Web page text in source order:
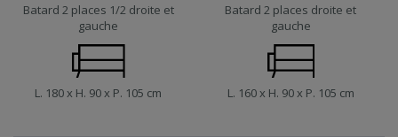
Batard 2 places 1/2 droite et
gauche
L. 180 x H. 90 x P. 105 cm
Batard 2 places droite et
gauche
L. 160 x H. 90 x P. 105 cm